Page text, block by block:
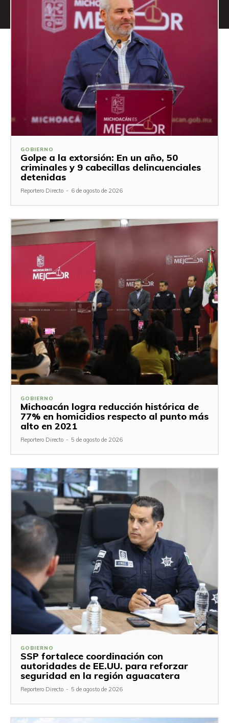
GOBIERNO
Golpe a la extorsión: En un año, 50
criminales y 9 cabecillas delincuenciales
detenidas
Reportero Directo - 6 de agosto de 2026
GOBIERNO
Michoacán logra reducción histórica de
77% en homicidios respecto al punto más
alto en 2021
Reportero Directo - 5 de agosto de 2026
GOBIERNO
SSP fortalece coordinación con
autoridades de EE.UU. para reforzar
seguridad en la región aguacatera
Reportero Directo - 5 de agosto de 2026